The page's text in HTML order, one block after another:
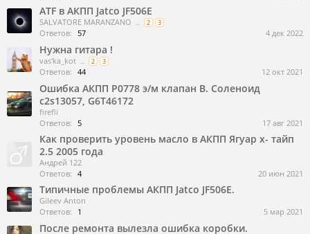
ATF в АКПП Jatco JF506E
SALVATORE MARANZANO ... 2 3
Ответов: 57 4 дек 2022
Нужна гитара !
vas'ka_kot ... 2 3
Ответов: 44 12 окт 2021
Ошибка АКПП Р0778 э/м клапан В. Соленоид
c2s13057, G6T46172
firefli
Ответов: 5 17 авг 2021
Как проверить уровень масло в АКПП Ягуар х- тайп
2.5 2005 года
Андрей 122
Ответов: 4 20 июн 2021
Типичные проблемы АКПП Jatco JF506E.
Gileev Anton
Ответов:
1 5 мар 2021
После ремонта вылезла ошибка коробки.